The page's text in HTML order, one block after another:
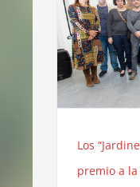
Los
premio a